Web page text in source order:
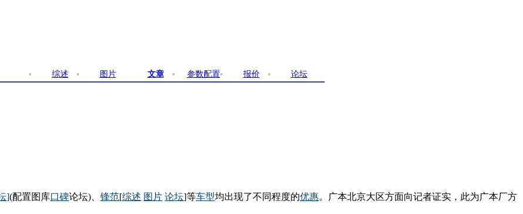
综述 图片 文章 参数配置 报价 论坛
](配置图库口碑论坛)、 锋范[综述 图片 论坛]等车型均出现了不同程度的优惠。广本北京大区方面向记者证实，此为广本厂方